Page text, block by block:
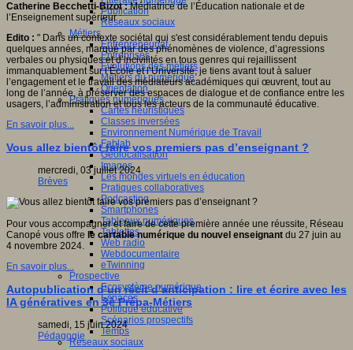
Publication
Réseaux sociaux
Métiers
Entrepreneuriat
Entreprises
Evolutions des métiers
Métiers du numérique
Orientation
Pratiques numériques
Cartes heuristiques
Classes inversées
Environnement Numérique de Travail
Fablab
Géolocalisation
Images
Les mondes virtuels en éducation
Pratiques collaboratives
Podcasting
Smartphones
Tableaux numériques
Tablettes
Web radio
Webdocumentaire
eTwinning
Prospective
Ecosystème numérique
Espaces
Politique éducative
Scénarios prospectifs
Temps
Réseaux sociaux
Catherine Becchetti-Bizot :Médiatrice de l’Éducation nationale et de
l’Enseignement supérieur :
Edito : " Dans un contexte sociétal qui s'est considérablement tendu depuis
quelques années, marqué par des phénomènes de violence, d’agressions
verbales ou physiques et d’incivilités en tous genres qui rejaillissent
immanquablement sur l’École et l’Université, je tiens avant tout à saluer
l’engagement et le travail des médiateurs académiques qui œuvrent, tout au
long de l’année, à préserver des espaces de dialogue et de confiance entre les
usagers, l’administration et tous les acteurs de la communauté éducative.
En savoir plus...
Vous allez bientôt faire vos premiers pas d’enseignant ?
mercredi, 03 juillet 2024
Brèves
Pour vous accompagner et faire de cette première année une réussite, Réseau
Canopé vous offre le cartable numérique du nouvel enseignant du 27 juin au
4 novembre 2024.
En savoir plus...
Autopublication d’un récit d’anticipation : lire et écrire avec les
IA génératives en 3è Prépa-Métiers
samedi, 15 juin 2024
Pédagogie